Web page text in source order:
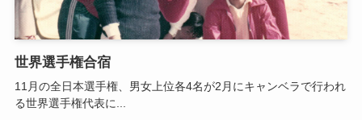
世界選手権合宿
11月の全日本選手権、男女上位各4名が2月にキャンベラで行われ
る世界選手権代表に...